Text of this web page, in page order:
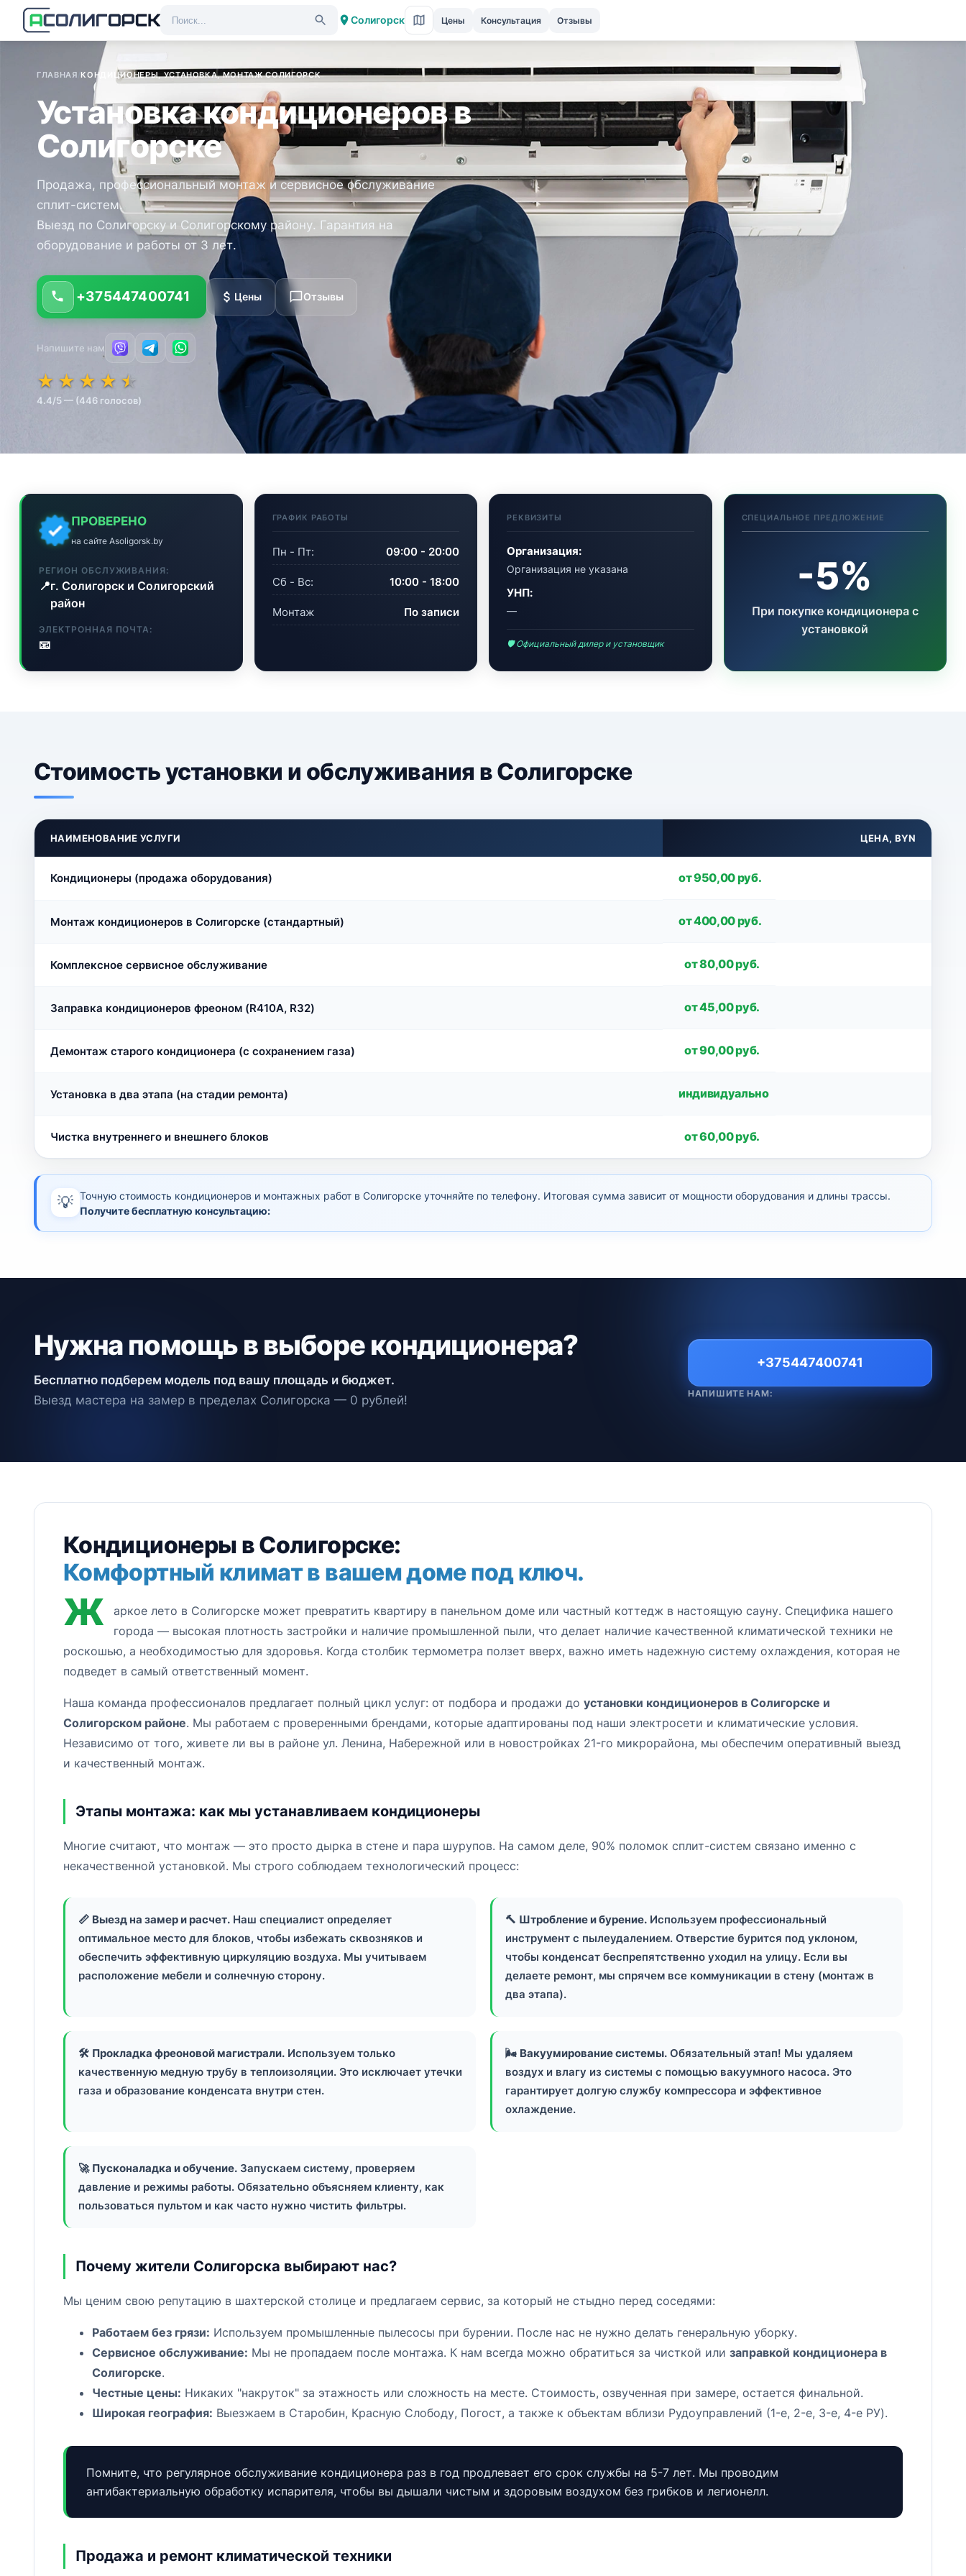
Солигорск Цены Консультация Отзывы
ГЛАВНАЯ КОНДИЦИОНЕРЫ, УСТАНОВКА, МОНТАЖ СОЛИГОРСК
Установка кондиционеров в
Солигорске
★★★★★
★★★★★
★ ★ ★ ★ ★
4.4/5 — (446 голосов)
Продажа, профессиональный монтаж и сервисное обслуживание
сплит-систем.
Выезд по Солигорску и Солигорскому району. Гарантия на
оборудование и работы от 3 лет.
+375447400741 Цены Отзывы
Напишите нам
ПРОВЕРЕНО
на сайте Asoligorsk.by
РЕГИОН ОБСЛУЖИВАНИЯ:
📍г. Солигорск и Солигорский
район
ЭЛЕКТРОННАЯ ПОЧТА:
📧
ГРАФИК РАБОТЫ
Пн - Пт: 09:00 - 20:00
Сб - Вс: 10:00 - 18:00
Монтаж По записи
РЕКВИЗИТЫ
Организация:
Организация не указана
УНП:
—
🛡 Официальный дилер и установщик
СПЕЦИАЛЬНОЕ ПРЕДЛОЖЕНИЕ
-5%
При покупке кондиционера с
установкой
Стоимость установки и обслуживания в Солигорске
НАИМЕНОВАНИЕ УСЛУГИ ЦЕНА, BYN
Кондиционеры (продажа оборудования) от 950,00 руб.
Монтаж кондиционеров в Солигорске (стандартный) от 400,00 руб.
Комплексное сервисное обслуживание от 80,00 руб.
Заправка кондиционеров фреоном (R410A, R32) от 45,00 руб.
Демонтаж старого кондиционера (с сохранением газа) от 90,00 руб.
Установка в два этапа (на стадии ремонта) индивидуально
Чистка внутреннего и внешнего блоков от 60,00 руб.
💡 Точную стоимость кондиционеров и монтажных работ в Солигорске уточняйте по телефону. Итоговая сумма зависит от мощности оборудования и длины трассы.
Получите бесплатную консультацию:
Нужна помощь в выборе кондиционера?
Бесплатно подберем модель под вашу площадь и бюджет.
Выезд мастера на замер в пределах Солигорска — 0 рублей!
+375447400741
НАПИШИТЕ НАМ:
Кондиционеры в Солигорске:
Комфортный климат в вашем доме под ключ.
Ж
аркое лето в Солигорске может превратить квартиру в панельном доме или частный коттедж в настоящую сауну. Специфика нашего
города — высокая плотность застройки и наличие промышленной пыли, что делает наличие качественной климатической техники не
роскошью, а необходимостью для здоровья. Когда столбик термометра ползет вверх, важно иметь надежную систему охлаждения, которая не
подведет в самый ответственный момент.
Наша команда профессионалов предлагает полный цикл услуг: от подбора и продажи до установки кондиционеров в Солигорске и
Солигорском районе. Мы работаем с проверенными брендами, которые адаптированы под наши электросети и климатические условия.
Независимо от того, живете ли вы в районе ул. Ленина, Набережной или в новостройках 21-го микрорайона, мы обеспечим оперативный выезд
и качественный монтаж.
Этапы монтажа: как мы устанавливаем кондиционеры
Многие считают, что монтаж — это просто дырка в стене и пара шурупов. На самом деле, 90% поломок сплит-систем связано именно с
некачественной установкой. Мы строго соблюдаем технологический процесс:
📏 Выезд на замер и расчет. Наш специалист определяет
оптимальное место для блоков, чтобы избежать сквозняков и
обеспечить эффективную циркуляцию воздуха. Мы учитываем
расположение мебели и солнечную сторону.
🔨 Штробление и бурение. Используем профессиональный
инструмент с пылеудалением. Отверстие бурится под уклоном,
чтобы конденсат беспрепятственно уходил на улицу. Если вы
делаете ремонт, мы спрячем все коммуникации в стену (монтаж в
два этапа).
🛠️ Прокладка фреоновой магистрали. Используем только
качественную медную трубу в теплоизоляции. Это исключает утечки
газа и образование конденсата внутри стен.
🌬️ Вакуумирование системы. Обязательный этап! Мы удаляем
воздух и влагу из системы с помощью вакуумного насоса. Это
гарантирует долгую службу компрессора и эффективное
охлаждение.
🚀 Пусконаладка и обучение. Запускаем систему, проверяем
давление и режимы работы. Обязательно объясняем клиенту, как
пользоваться пультом и как часто нужно чистить фильтры.
Почему жители Солигорска выбирают нас?
Мы ценим свою репутацию в шахтерской столице и предлагаем сервис, за который не стыдно перед соседями:
Работаем без грязи: Используем промышленные пылесосы при бурении. После нас не нужно делать генеральную уборку.
Сервисное обслуживание: Мы не пропадаем после монтажа. К нам всегда можно обратиться за чисткой или заправкой кондиционера в
Солигорске.
Честные цены: Никаких "накруток" за этажность или сложность на месте. Стоимость, озвученная при замере, остается финальной.
Широкая география: Выезжаем в Старобин, Красную Слободу, Погост, а также к объектам вблизи Рудоуправлений (1-е, 2-е, 3-е, 4-е РУ).
Помните, что регулярное обслуживание кондиционера раз в год продлевает его срок службы на 5-7 лет. Мы проводим
антибактериальную обработку испарителя, чтобы вы дышали чистым и здоровым воздухом без грибков и легионелл.
Продажа и ремонт климатической техники